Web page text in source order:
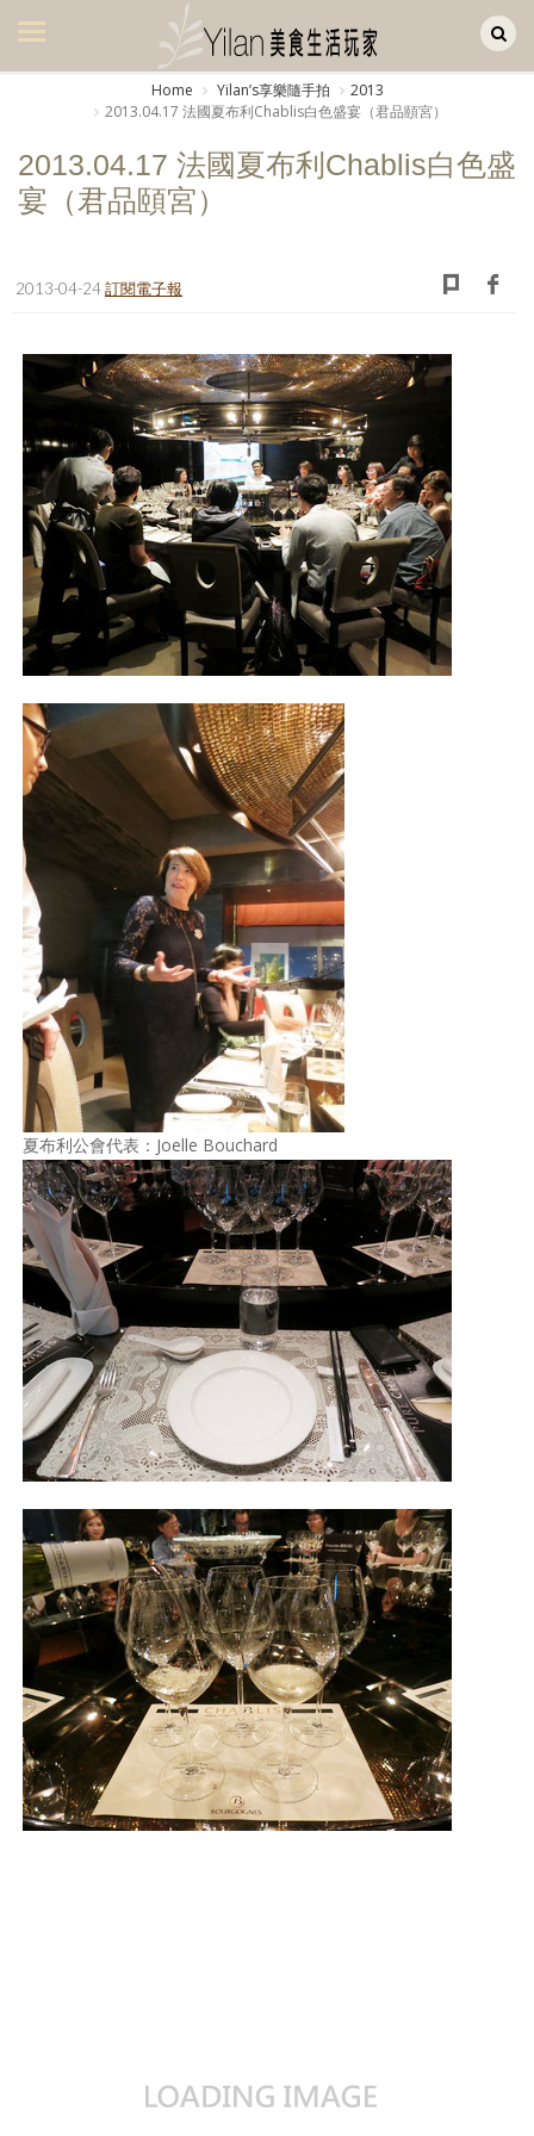
美食集
廚房集
旅遊集
書房集
餐桌週記
享樂隨手拍
照相簿
影音區
創意出版服務
歷史區
關於Yilan
個人著作
活動實況記錄
媒體報導一覽
合作與代言
訂閱電子報
Home Yilanʼs享樂隨手拍
2013
2013.04.17 法國夏布利Chablis白色盛宴（君品頤宮）
2013.04.17 法國夏布利Chablis白色盛
宴（君品頤宮）
2013-04-24訂閱電子報
夏布利公會代表：Joelle Bouchard